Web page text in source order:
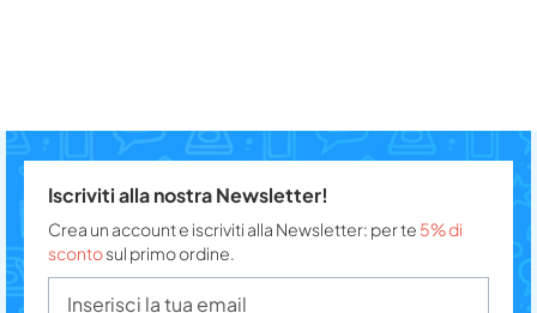
Iscriviti alla nostra Newsletter!
Crea un account e iscriviti alla Newsletter: per te 5% di
scontosul primo ordine.